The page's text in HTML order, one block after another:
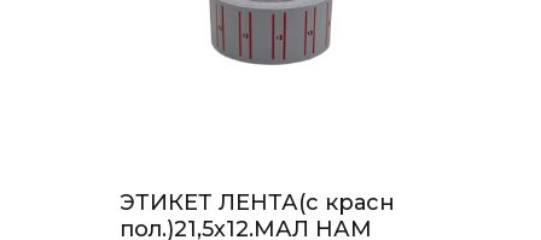
ЭТИКЕТ ЛЕНТА(с красн
пол.)21,5х12.МАЛ НАМ